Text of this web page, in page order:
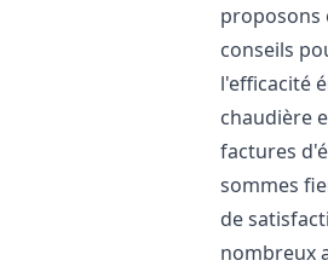
proposons
conseils
l'efficacité
chaudière
factures
sommes
de
nombreux